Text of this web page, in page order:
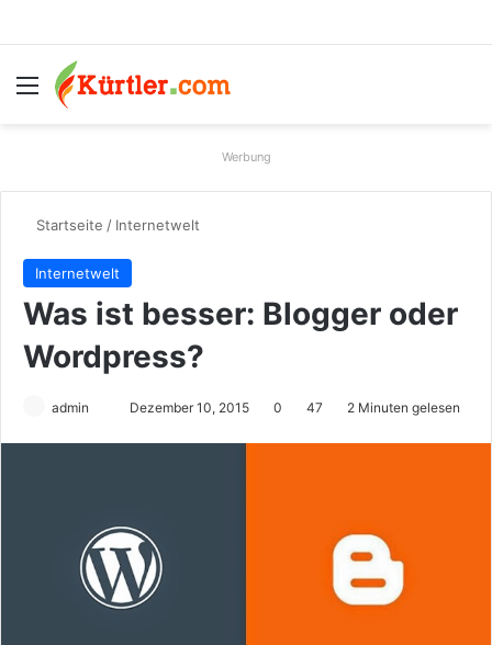
Menü
Werbung
Startseite / Internetwelt
Internetwelt
Was ist besser: Blogger oder
Wordpress?
admin
u
n
s
Dezember 10, 2015 0 47 2 Minuten gelesen